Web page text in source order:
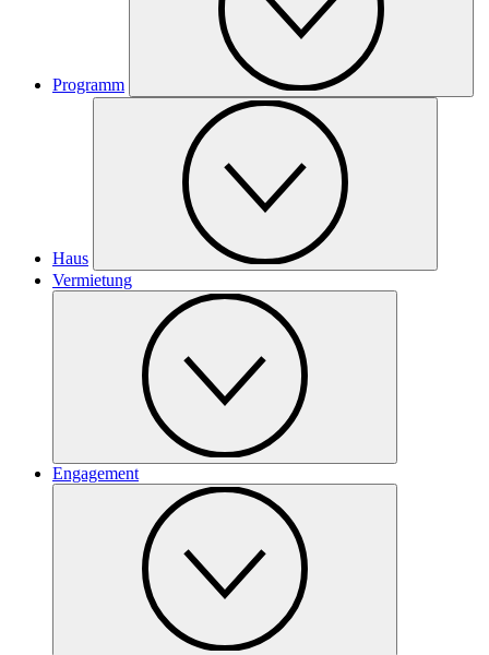
Programm
Haus
Vermietung
Engagement